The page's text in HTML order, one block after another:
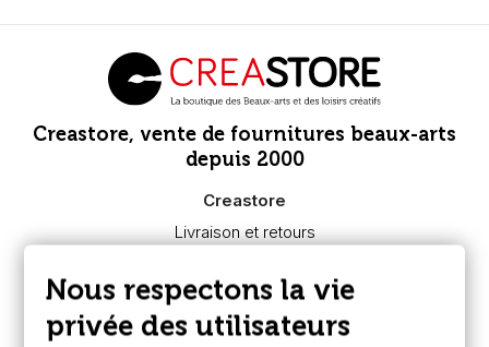
Creastore, vente de fournitures beaux-arts
depuis 2000
Creastore
Livraison et retours
Paiement sécurisé
FAQ
Boutique à Angers
Nous respectons la vie
privée des utilisateurs